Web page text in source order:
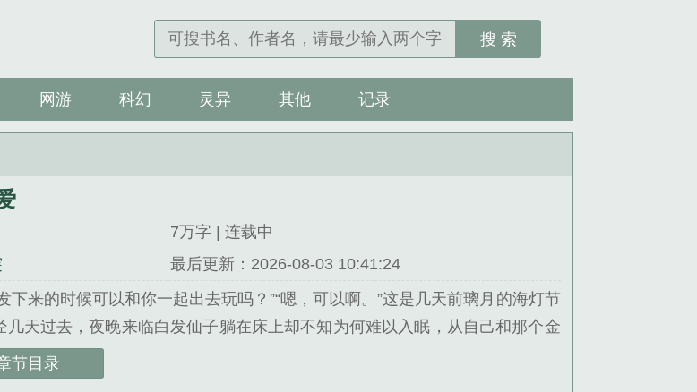
搜 索
网游 科幻 灵异 其他 记录
7万字 | 连载中
最后更新：2026-08-03 10:41:24
下来的时候可以和你一起出去玩吗？”“嗯，可以啊。”这是几天前璃月的海灯节
天过去，夜晚来临白发仙子躺在床上却不知为何难以入眠，从自己和那个金
影子的时候，那个旅者就吸引到自己的注意力。后来一同击败魔神，自己也
的老家的亲戚简单的认了一下。一切都在向好的一面发展，却不知为何自己
节目录